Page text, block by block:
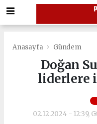
Anasayfa Gündem
Doğan
liderlere
02.12.2024 - 12:39,